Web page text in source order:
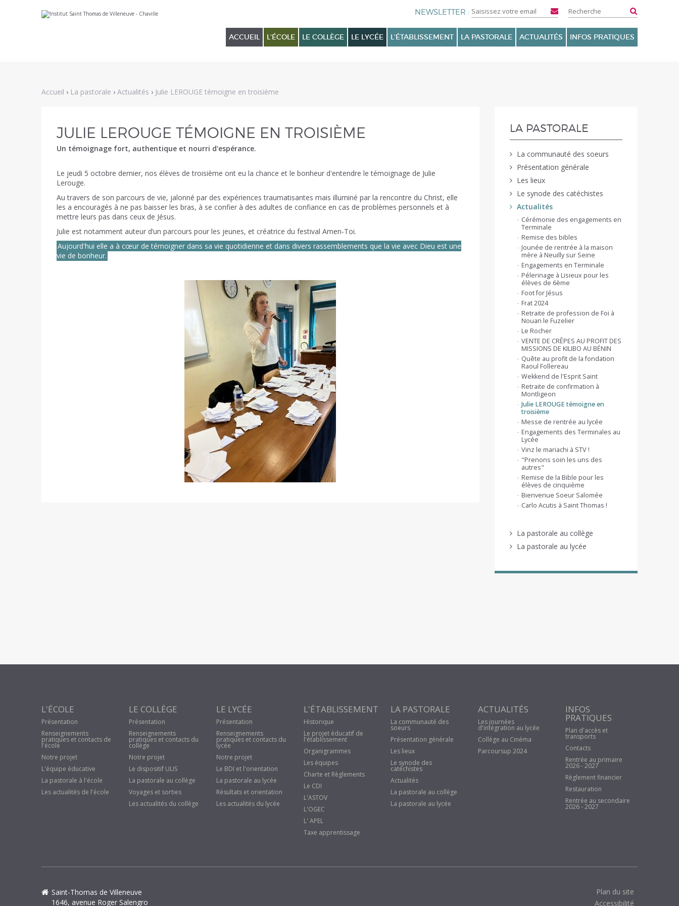
au
personnels
ACCUEIL L'ÉCOLE LE COLLÈGE LE LYCÉE L'ÉTABLISSEMENT LA PASTORALE ACTUALITÉS INFOS PRATIQUES
Accueil › La pastorale › Actualités › Julie LEROUGE témoigne en troisième
NAVIGATION
LA PASTORALE
La communauté des soeurs
Présentation générale
Les lieux
Le synode des catéchistes
Actualités
Cérémonie des engagements en
Terminale
Remise des bibles
Jounée de rentrée à la maison
mère à Neuilly sur Seine
Engagements en Terminale
Pélerinage à Lisieux pour les
élèves de 6ème
Foot for Jésus
Frat 2024
Retraite de profession de Foi à
Nouan le Fuzelier
Le Rocher
VENTE DE CRÊPES AU PROFIT DES
MISSIONS DE KILIBO AU BÉNIN
Quête au profit de la fondation
Raoul Follereau
Wekkend de l'Esprit Saint
Retraite de confirmation à
Montligeon
Julie LEROUGE témoigne en
troisième
Messe de rentrée au lycée
Engagements des Terminales au
Lycée
Vinz le mariachi à STV !
"Prenons soin les uns des
autres"
Remise de la Bible pour les
élèves de cinquième
Bienvenue Soeur Salomée
Carlo Acutis à Saint Thomas !
La pastorale au collège
La pastorale au lycée
JULIE LEROUGE TÉMOIGNE EN TROISIÈME
Un témoignage fort, authentique et nourri d'espérance.
Le jeudi 5 octobre dernier, nos élèves de troisième ont eu la chance et le bonheur d'entendre le témoignage de Julie
Lerouge.
Au travers de son parcours de vie, jalonné par des expériences traumatisantes mais illuminé par la rencontre du Christ, elle
les a encouragés à ne pas baisser les bras, à se confier à des adultes de confiance en cas de problèmes personnels et à
mettre leurs pas dans ceux de Jésus.
Julie est notamment auteur d’un parcours pour les jeunes, et créatrice du festival Amen-Toi.
Aujourd'hui elle a à cœur de témoigner dans sa vie quotidienne et dans divers rassemblements que la vie avec Dieu est une
vie de bonheur.
L'ÉCOLE
Présentation
Renseignements
pratiques et contacts de
l'école
Notre projet
L'équipe éducative
La pastorale à l'école
Les actualités de l'école
LE COLLÈGE
Présentation
Renseignements
pratiques et contacts du
collège
Notre projet
Le dispositif ULIS
La pastorale au collège
Voyages et sorties
Les actualités du collège
LE LYCÉE
Présentation
Renseignements
pratiques et contacts du
lycée
Notre projet
Le BDI et l'orientation
La pastorale au lycée
Résultats et orientation
Les actualités du lycée
L'ÉTABLISSEMENT
Historique
Le projet éducatif de
l'établissement
Organigrammes
Les équipes
Charte et Règlements
Le CDI
L'ASTOV
L'OGEC
L' APEL
Taxe apprentissage
LA PASTORALE
La communauté des
soeurs
Présentation générale
Les lieux
Le synode des
catéchistes
Actualités
La pastorale au collège
La pastorale au lycée
ACTUALITÉS
Les journées
d'intégration au lycée
Collège au Cinéma
Parcoursup 2024
INFOS
PRATIQUES
Plan d'accès et
transports
Contacts
Rentrée au primaire
2026 - 2027
Règlement financier
Restauration
Rentrée au secondaire
2026 - 2027
Plan du site
Accessibilité
Saint-Thomas de Villeneuve
1646, avenue Roger Salengro